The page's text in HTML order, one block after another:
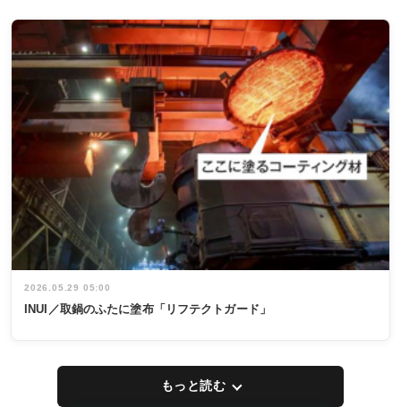
2026.05.29 05:00
INUI／取鍋のふたに塗布「リフテクトガード」
もっと読む